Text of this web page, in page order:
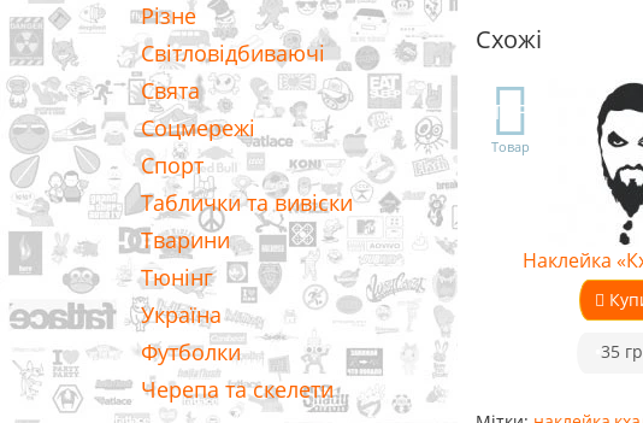
Різне
Світловідбиваючі
Свята
Соцмережі
Спорт
Таблички та вивіски
Тварини
Тюнінг
Україна
Футболки
Черепа та скелети
Схожі
TOP
Товар
Наклейка
35